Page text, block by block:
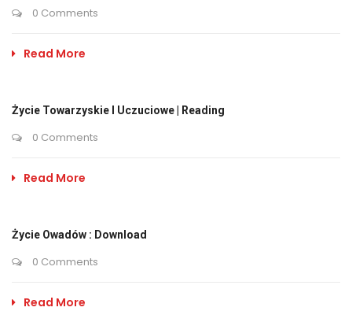
0 Comments
Read More
Życie Towarzyskie I Uczuciowe | Reading
0 Comments
Read More
Życie Owadów : Download
0 Comments
Read More